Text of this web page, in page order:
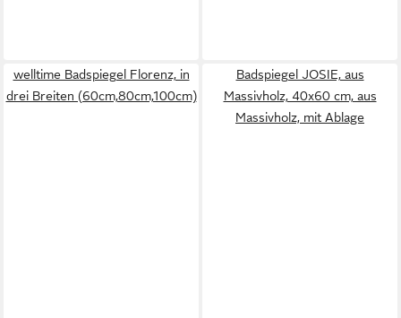
welltime Badspiegel Florenz, in
drei Breiten (60cm,80cm,100cm)
Badspiegel JOSIE, aus
Massivholz, 40x60 cm, aus
Massivholz, mit Ablage